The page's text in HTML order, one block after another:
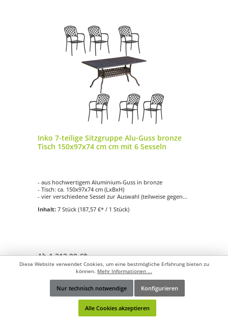
Inko 7-teilige Sitzgruppe Alu-Guss bronze
Tisch 150x97x74 cm cm mit 6 Sesseln
- aus hochwertigem Aluminium-Guss in bronze
- Tisch: ca. 150x97x74 cm (LxBxH)
- vier verschiedene Sessel zur Auswahl (teilweise gegen
- einfache Reinigung
Inhalt: 7 Stück (187,57 €* / 1 Stück)
Ab1.313,00 €*
Details
Zum Vergleich hinzufügen
Werkzeugleiste anzeigen
Diese Website verwendet Cookies, um eine bestmögliche Erfahrung bieten zu
können. Mehr Informationen ...
Nur technisch notwendige Konfigurieren
Alle Cookies akzeptieren